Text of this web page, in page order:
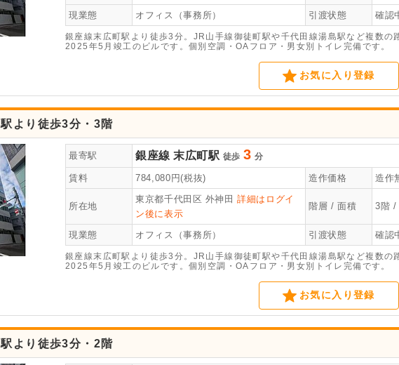
現業態 オフィス（事務所） 引渡状態 確認
銀座線末広町駅より徒歩3分。JR山手線御徒町駅や千代田線湯島駅など複数の
2025年5月竣工のビルです。個別空調・OAフロア・男女別トイレ完備です。
お気に入り登録
より徒歩3分・3階
最寄駅 銀座線 末広町駅 徒歩 3 分
賃料 784,080 円(税抜) 造作価格 造作
所在地
東京都千代田区 外神田詳細はログイ
ン後に表示
階層 / 面積 3階 /
現業態 オフィス（事務所） 引渡状態 確認
銀座線末広町駅より徒歩3分。JR山手線御徒町駅や千代田線湯島駅など複数の
2025年5月竣工のビルです。個別空調・OAフロア・男女別トイレ完備です。
お気に入り登録
より徒歩3分・2階